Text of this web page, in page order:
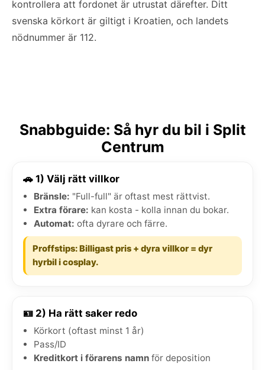
kontrollera att fordonet är utrustat därefter. Ditt
svenska körkort är giltigt i Kroatien, och landets
nödnummer är 112.
Snabbguide: Så hyr du bil i Split
Centrum
🚗 1) Välj rätt villkor
Bränsle: "Full-full" är oftast mest rättvist.
Extra förare: kan kosta - kolla innan du bokar.
Automat: ofta dyrare och färre.
Proffstips: Billigast pris + dyra villkor = dyr
hyrbil i cosplay.
🪪 2) Ha rätt saker redo
Körkort (oftast minst 1 år)
Pass/ID
Kreditkort i förarens namn för deposition